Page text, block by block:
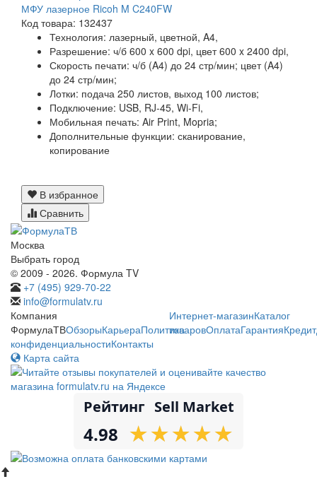
МФУ лазерное Ricoh M C240FW
Код товара: 132437
Технология: лазерный, цветной, A4,
Разрешение: ч/б 600 x 600 dpi, цвет 600 x 2400 dpi,
Скорость печати: ч/б (A4) до 24 стр/мин; цвет (A4)
до 24 стр/мин;
Лотки: подача 250 листов, выход 100 листов;
Подключение: USB, RJ-45, Wi-Fi,
Мобильная печать: Air Print, Mopria;
Дополнительные функции: сканирование,
копирование
В избранное
Сравнить
Москва
Выбрать город
© 2009 - 2026. Формула TV
+7 (495) 929-70-22
info@formulatv.ru
Компания
ФормулаТВОбзорыКарьераПолитика
конфиденциальностиКонтакты
Интернет-магазинКаталог
товаровОплатаГарантияКредит
Карта сайта
Рейтинг Sell Market
4.98 ★
★★
★★
★★
★★
★